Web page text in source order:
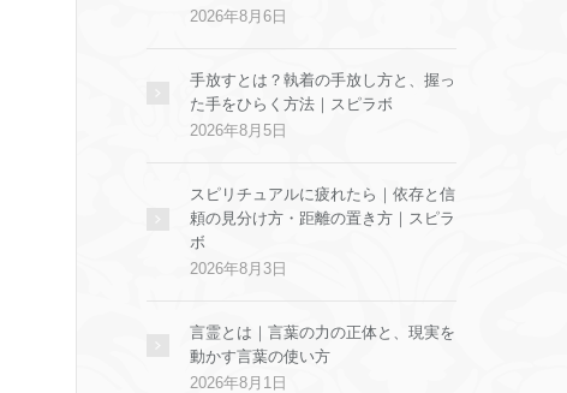
2026年8月6日
手放すとは？執着の手放し方と、握っ
た手をひらく方法｜スピラボ
2026年8月5日
スピリチュアルに疲れたら｜依存と信
頼の見分け方・距離の置き方｜スピラ
ボ
2026年8月3日
言霊とは｜言葉の力の正体と、現実を
動かす言葉の使い方
2026年8月1日